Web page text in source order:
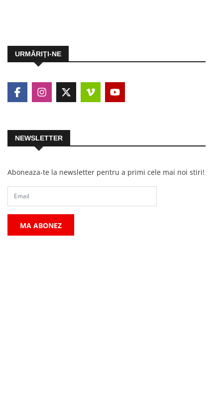
URMĂRIŢI-NE
NEWSLETTER
Aboneaza-te la newsletter pentru a primi cele mai noi stiri!
MA ABONEZ